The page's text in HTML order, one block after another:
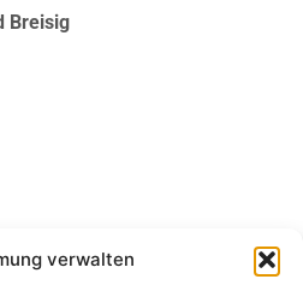
verwalten
Breisig